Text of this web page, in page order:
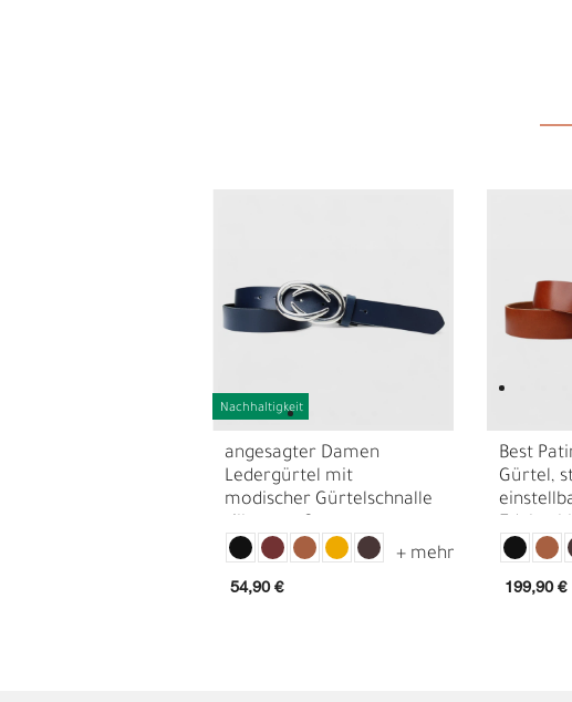
R G E
Nachhaltigkeit
angesagter Damen
Ledergürtel mit
modischer Gürtelschnalle
54,90 €
Best
Gürtel,
199,90 €